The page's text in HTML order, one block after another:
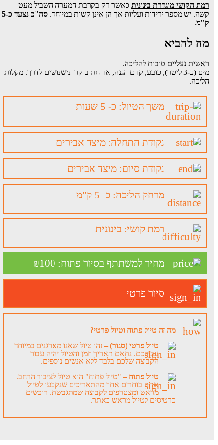
רמת הקושי מוגדרת בינוניתכאשר רק בקרבת המערה השביל מעט
קשה. יש מספר ירידות ועליות אך הן אינן קשות במיוחד.
סה"כ נצעד כ-5
ק"מ.
מה להביא
ראשית נעליים טובות להליכה.
מים (כ-3 ליטר), כובע, קרם הגנה, ארוחת בוקר ונישנושים לדרך. מקלות
הליכה.
משך הטיול: כ- 5 שעות
נקודת התחלה: מיצד אבירים
נקודת סיום: מיצד אבירים
מרחק הליכה: כ- 5 ק"מ
רמת קושי: בינונית
מחיר למשתתף בסיור פתוח: 100 ₪
סיור פרטי
מה זה טיול פתוח וטיול פרטי?
טיול פרטי (סגור) –זהו טיול שאנו מארגנים במיוחד
עבורכם. נתאם תאריך וזמן והטיול יהיה עבור
הקבוצה שלכם בלבד ללא אנשים נוספים.
טיול פתוח – "טיול פתוח" הוא טיול לציבור הרחב.
אתם בוחרים אחד מהתאריכים שנקבעו לטיול
מראש ומצטרפים לקבוצה שמתגבשת. רוכשים
כרטיסים לטיול מראש באתר.